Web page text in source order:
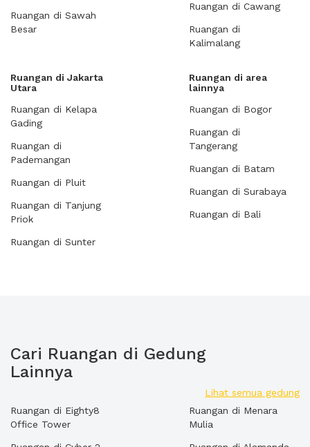
Ruangan di Sawah
Besar
Ruangan di Cawang
Ruangan di
Kalimalang
Ruangan di Jakarta
Utara
Ruangan di Kelapa
Gading
Ruangan di
Pademangan
Ruangan di Pluit
Ruangan di Tanjung
Priok
Ruangan di Sunter
Ruangan di area
lainnya
Ruangan di Bogor
Ruangan di
Tangerang
Ruangan di Batam
Ruangan di Surabaya
Ruangan di Bali
Cari Ruangan di Gedung
Lainnya
Lihat semua gedung
Ruangan di Eighty8
Office Tower
Ruangan di Menara
Mulia